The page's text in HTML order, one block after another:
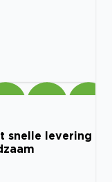
snelle levering